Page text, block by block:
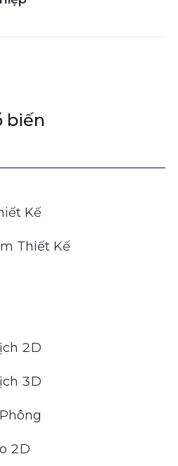
biến
Kế
Thiết Kế
2D
3D
2D